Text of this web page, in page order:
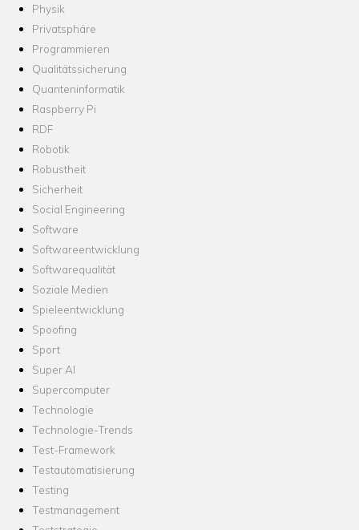
Physik
Privatsphäre
Programmieren
Qualitätssicherung
Quanteninformatik
Raspberry Pi
RDF
Robotik
Robustheit
Sicherheit
Social Engineering
Software
Softwareentwicklung
Softwarequalität
Soziale Medien
Spieleentwicklung
Spoofing
Sport
Super AI
Supercomputer
Technologie
Technologie-Trends
Test-Framework
Testautomatisierung
Testing
Testmanagement